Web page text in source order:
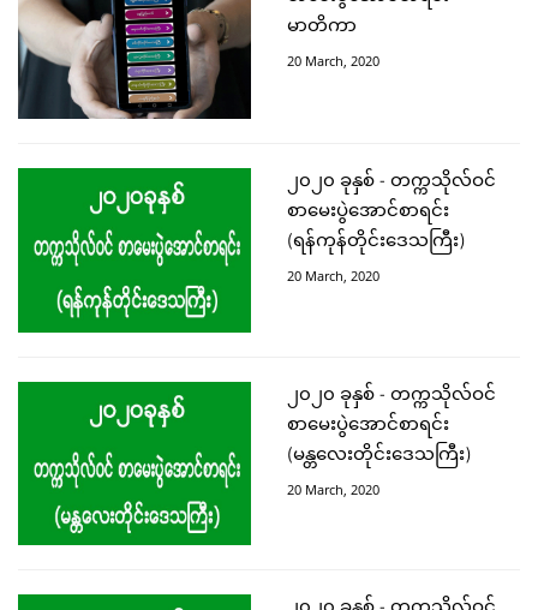
မာတိကာ
20 March, 2020
၂၀၂၀ ခုနှစ် - တက္ကသိုလ်ဝင်
စာမေးပွဲအောင်စာရင်း
(ရန်ကုန်တိုင်းဒေသကြီး)
20 March, 2020
၂၀၂၀ ခုနှစ် - တက္ကသိုလ်ဝင်
စာမေးပွဲအောင်စာရင်း
(မန္တလေးတိုင်းဒေသကြီး)
20 March, 2020